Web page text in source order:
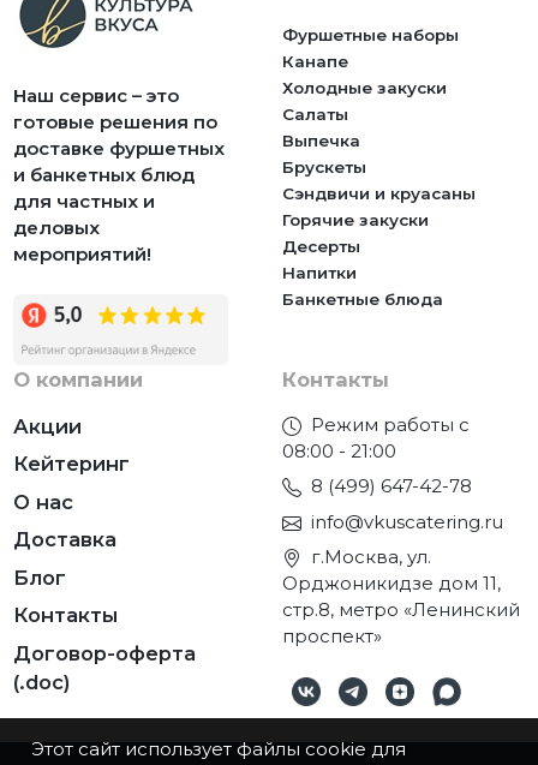
Наш сервис – это
готовые решения по
доставке фуршетных
и банкетных блюд
для частных и
деловых
мероприятий!
Фуршетные наборы
Канапе
Холодные закуски
Салаты
Выпечка
Брускеты
Сэндвичи и круасаны
Горячие закуски
Десерты
Напитки
Банкетные блюда
О компании
Акции
Кейтеринг
О нас
Доставка
Блог
Контакты
Договор-оферта
(.doc)
Контакты
Режим работы с
08:00 - 21:00
8 (499) 647-42-78
info@vkuscatering.ru
г.Москва, ул.
Орджоникидзе дом 11,
стр.8, метро «Ленинский
проспект»
Этот сайт использует файлы cookie для